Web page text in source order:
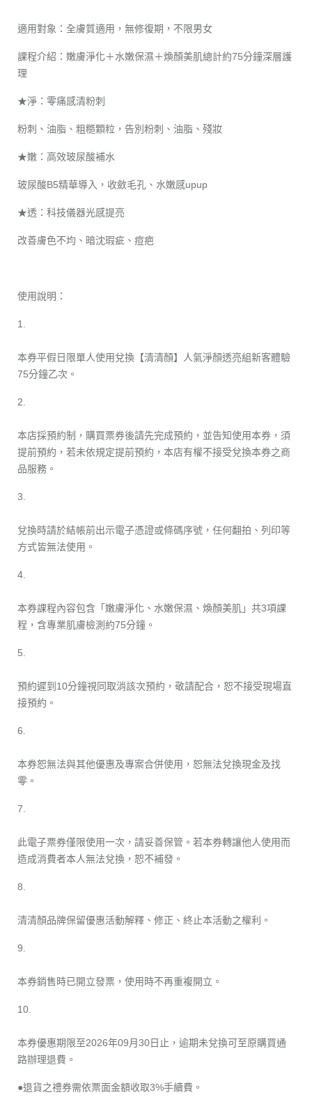
適用對象：全膚質適用，無修復期，不限男女
課程介紹：嫩膚淨化＋水嫩保濕＋煥顏美肌總計約75分鐘深層護
理
★淨：零痛感清粉刺
粉刺、油脂、粗糙顆粒，告別粉刺、油脂、殘妝
★嫩：高效玻尿酸補水
玻尿酸B5精華導入，收斂毛孔、水嫩感upup
★透：科技儀器光感提亮
改善膚色不均、暗沈瑕疵、痘疤
使用說明：
1.
本券平假日限單人使用兌換【清清顏】人氣淨顏透亮組新客體驗
75分鐘乙次。
2.
本店採預約制，購買票券後請先完成預約，並告知使用本券，須
提前預約，若未依規定提前預約，本店有權不接受兌換本券之商
品服務。
3.
兌換時請於結帳前出示電子憑證或條碼序號，任何翻拍、列印等
方式皆無法使用。
4.
本券課程內容包含「嫩膚淨化、水嫩保濕、煥顏美肌」共3項課
程，含專業肌膚檢測約75分鐘。
5.
預約遲到10分鐘視同取消該次預約，敬請配合，恕不接受現場直
接預約。
6.
本券恕無法與其他優惠及專案合併使用，恕無法兌換現金及找
零。
7.
此電子票券僅限使用一次，請妥善保管。若本券轉讓他人使用而
造成消費者本人無法兌換，恕不補發。
8.
清清顏品牌保留優惠活動解釋、修正、終止本活動之權利。
9.
本券銷售時已開立發票，使用時不再重複開立。
10.
本券優惠期限至2026年09月30日止，逾期未兌換可至原購買通
路辦理退費。
●退貨之禮券需依票面金額收取3%手續費。